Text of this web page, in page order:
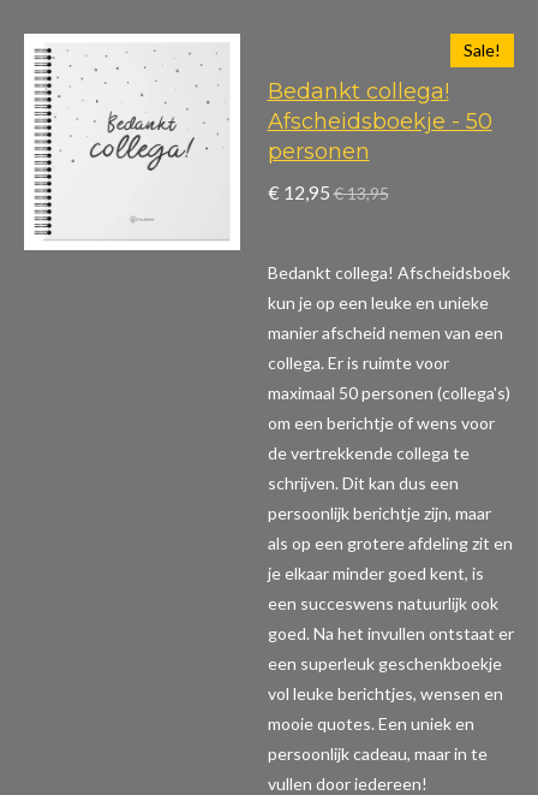
Sale!
Bedankt collega!
Afscheidsboekje - 50
personen
€ 12,95 € 13,95
Bedankt collega! Afscheidsboek
kun je op een leuke en unieke
manier afscheid nemen van een
collega. Er is ruimte voor
maximaal 50 personen (collega's)
om een berichtje of wens voor
de vertrekkende collega te
schrijven. Dit kan dus een
persoonlijk berichtje zijn, maar
als op een grotere afdeling zit en
je elkaar minder goed kent, is
een succeswens natuurlijk ook
goed. Na het invullen ontstaat er
een superleuk geschenkboekje
vol leuke berichtjes, wensen en
mooie quotes. Een uniek en
persoonlijk cadeau, maar in te
vullen door iedereen!